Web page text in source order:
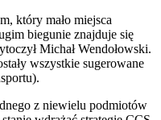
który mało miejsca
biegunie znajduje się
Michał Wendołowski.
wszystkie sugerowane
z niewielu podmiotów